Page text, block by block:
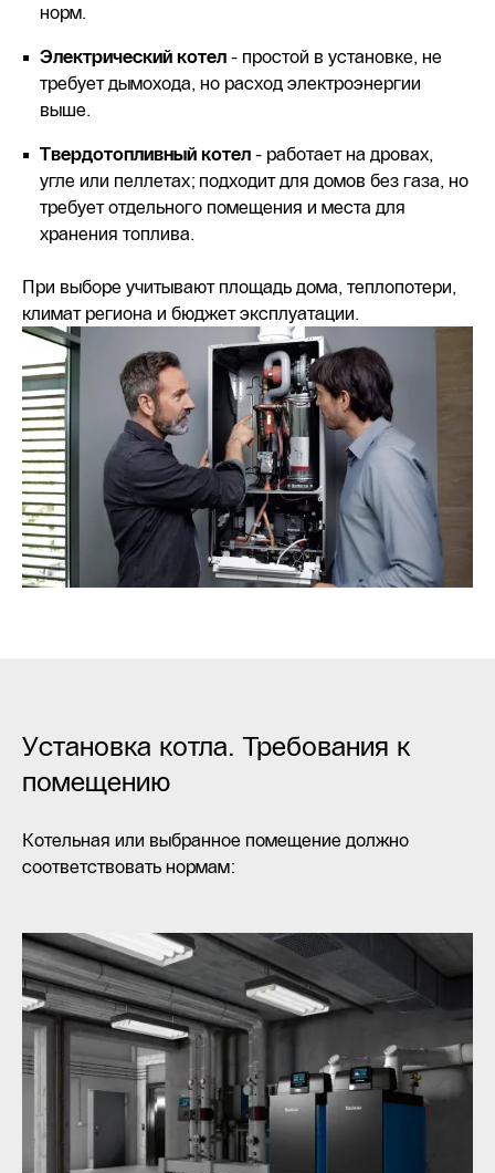
норм.
Электрический котел - простой в установке, не
требует дымохода, но расход электроэнергии
выше.
Твердотопливный котел - работает на дровах,
угле или пеллетах; подходит для домов без газа, но
требует отдельного помещения и места для
хранения топлива.
При выборе учитывают площадь дома, теплопотери,
климат региона и бюджет эксплуатации.
Установка котла. Требования к
помещению
Котельная или выбранное помещение должно
соответствовать нормам: